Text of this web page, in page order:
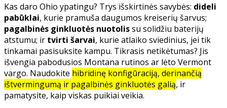
Kas daro Ohio ypatingu? Trys išskirtinės savybės: dideli
pabūklai, kurie pramuša daugumos kreiserių šarvus;
pagalbinės ginkluotės nuotolissu solidžiu baterijų
atstumu; ir tvirti šarvai, kurie atlaiko sviedinius, jei tik
tinkamai pasisuksite kampu. Tikrasis netikėtumas? Jis
išvengia pabodusios Montana rutinos ar lėto Vermont
vargo. Naudokite hibridinę konfigūraciją, derinančią
ištvermingumą ir pagalbinės ginkluotės galią, ir
pamatysite, kaip viskas puikiai veikia.